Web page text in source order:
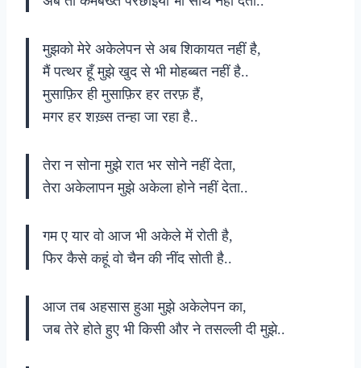
मुझको मेरे अकेलेपन से अब शिकायत नहीं है,
मैं पत्थर हूँ मुझे खुद से भी मोहब्बत नहीं है..
मुसाफ़िर ही मुसाफ़िर हर तरफ़ हैं,
मगर हर शख़्स तन्हा जा रहा है..
तेरा न सोना मुझे रात भर सोने नहीं देता,
तेरा अकेलापन मुझे अकेला होने नहीं देता..
गम ए यार वो आज भी अकेले में रोती है,
फिर कैसे कहूं वो चैन की नींद सोती है..
आज तब अहसास हुआ मुझे अकेलेपन का,
जब तेरे होते हुए भी किसी और ने तसल्ली दी मुझे..